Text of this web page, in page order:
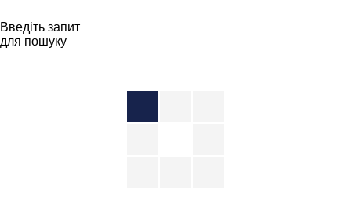
Введіть запит
для пошуку